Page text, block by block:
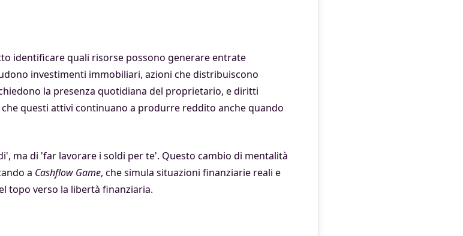
identificare quali risorse possono generare entrate
investimenti immobiliari, azioni che distribuiscono
la presenza quotidiana del proprietario, e diritti
questi attivi continuano a produrre reddito anche quando
ma di 'far lavorare i soldi per te'. Questo cambio di mentalità
a Cashflow Game, che simula situazioni finanziarie reali e
topo verso la libertà finanziaria.